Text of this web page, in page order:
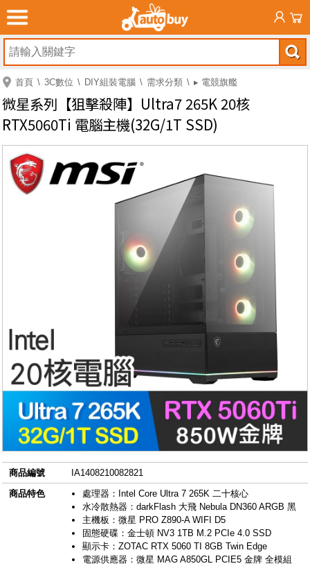
首頁 3C數位 DIY組裝電腦 需求分類 ▸ 電競旗艦
微星系列【狙擊殺陣】Ultra7 265K 20核
RTX5060Ti 電腦主機(32G/1T SSD)
商品編號
IA1408210082821
商品特色
處理器：Intel Core Ultra 7 265K 二十核心
水冷散熱器：darkFlash 大飛 Nebula DN360 ARGB 黑
主機板：微星 PRO Z890-A WIFI D5
固態硬碟：金士頓 NV3 1TB M.2 PCIe 4.0 SSD
顯示卡：ZOTAC RTX 5060 TI 8GB Twin Edge
電源供應器：微星 MAG A850GL PCIE5 金牌 全模組